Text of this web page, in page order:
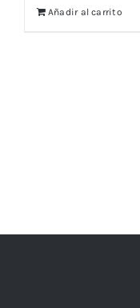
Añadir al carrito